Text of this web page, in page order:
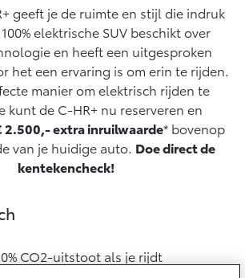
Vanaf € 32.995,-
Corolla Touring Sports
HYBRIDE
Vanaf € 35.495,-
Controle
(SIL)
ZZP
markt
maken
aan
modellen
geeft je de ruimte en stijl die indruk
elektrische SUV beschikt over
en heeft een uitgesproken
het een ervaring is om erin te rijden.
manier om elektrisch rijden te
kunt de C-HR+ nu reserveren en
2.500,- extra inruilwaarde* bovenop
van je huidige auto. Doe direct de
kentekencheck!
0% CO2-uitstoot als je rijdt